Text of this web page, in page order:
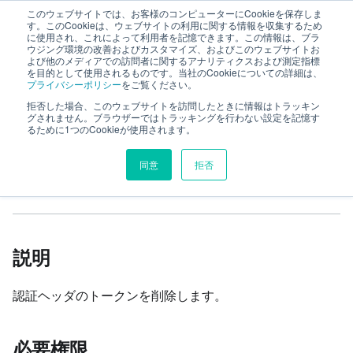
このウェブサイトでは、お客様のコンピューターにCookieを保存しま
す。このCookieは、ウェブサイトの利用に関する情報を収集するため
に使用され、これによって利用者を記憶できます。この情報は、ブラ
ウジング環境の改善およびカスタマイズ、およびこのウェブサイトお
よび他のメディアでの訪問者に関するアナリティクスおよび測定指標
を目的として使用されるものです。当社のCookieについての詳細は、
プライバシーポリシーをご覧ください。
拒否した場合、このウェブサイトを訪問したときに情報はトラッキン
グされません。ブラウザーではトラッキングを行わない設定を記憶す
るために1つのCookieが使用されます。
同意 拒否
TimeTracker RX Web API ヘルプ
リファレンス auth
token
このページの見出し
トークンの削除
説明
認証ヘッダのトークンを削除します。